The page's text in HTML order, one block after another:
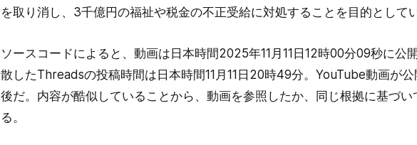
を取り消し、3千億円の福祉や税金の不正受給に対処することを目的として
ソースコードによると、動画は日本時間2025年11月11日12時00分09秒に公
散したThreadsの投稿時間は日本時間11月11日20時49分。YouTube動画が
後だ。内容が酷似していることから、動画を参照したか、同じ根拠に基づい
る。